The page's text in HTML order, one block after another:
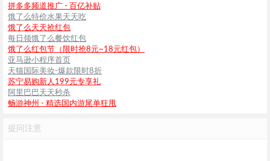
拼多多频道推广 - 百亿补贴
饿了么特价水果天天吃
饿了么天天抢红包
每日领饿了么餐饮红包
饿了么红包节（限时抢8元~18元红包）
亚马逊小程序首页
天猫国际美妆-爆款限时8折
苏宁易购新人199元专享礼
阿里巴巴天天秒杀
畅游神州 - 精选国内游尾单狂甩
提问注意